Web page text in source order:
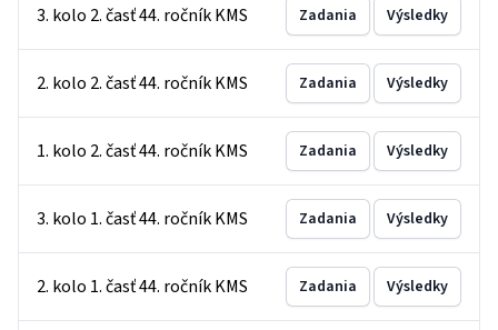
3. kolo 2. časť 44. ročník KMS Zadania Výsledky
2. kolo 2. časť 44. ročník KMS Zadania Výsledky
1. kolo 2. časť 44. ročník KMS Zadania Výsledky
3. kolo 1. časť 44. ročník KMS Zadania Výsledky
2. kolo 1. časť 44. ročník KMS Zadania Výsledky